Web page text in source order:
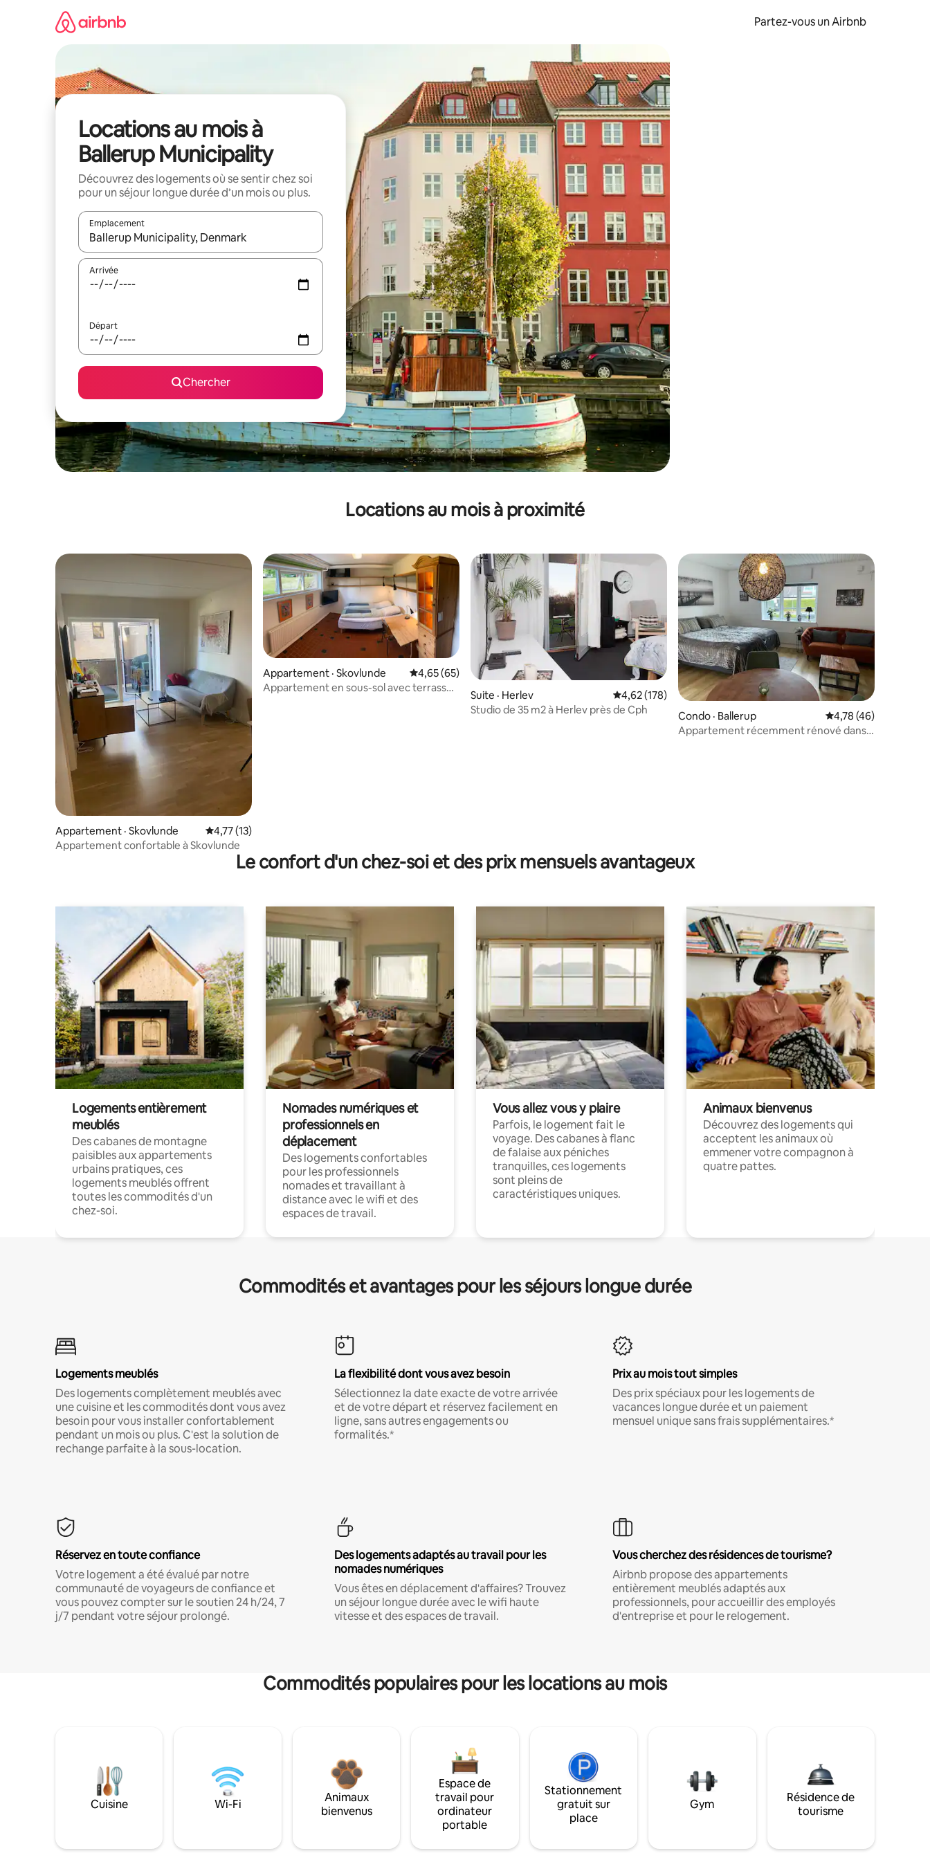
Partez-vous un Airbnb
Locations au mois à
Ballerup Municipality
Découvrez des logements où se sentir chez soi
pour un séjour longue durée d’un mois ou plus.
Emplacement
Quand les résultats sont affichés, parcourez-les en utilisant les flèches vers le haut et vers le bas, ou en appuyant dessus et en les faisant glisser.
Arrivée
Départ
Chercher
Locations au mois à proximité
Appartement · Skovlunde Note moyenne de 4,77 sur 5, 13 commentaires
4,77 (13)
Appartement confortable à Skovlunde
Appartement · Skovlunde Note moyenne de 4,65 sur 5, 65 commentaires
4,65 (65)
Appartement en sous-sol avec terrasse
Suite · Herlev Note moyenne de 4,62 sur 5, 178 commentaires
4,62 (178)
Studio de 35 m2 à Herlev près de Cph
Condo · Ballerup Note moyenne de
4,78 (46)
Appartement récemment rénové dans
Le confort d'un chez-soi et des prix mensuels avantageux
Logements entièrement
meublés
Des cabanes de montagne
paisibles aux appartements
urbains pratiques, ces
logements meublés offrent
toutes les commodités d'un
chez-soi.
Nomades numériques et
professionnels en
déplacement
Des logements confortables
pour les professionnels
nomades et travaillant à
distance avec le wifi et des
espaces de travail.
Vous allez vous y plaire
Parfois, le logement fait le
voyage. Des cabanes à flanc
de falaise aux péniches
tranquilles, ces logements
sont pleins de
caractéristiques uniques.
Animaux bienvenus
Découvrez des logements qui
acceptent les animaux où
emmener votre compagnon à
quatre pattes.
Commodités et avantages pour les séjours longue durée
Logements meublés
Des logements complètement meublés avec
une cuisine et les commodités dont vous avez
besoin pour vous installer confortablement
pendant un mois ou plus. C'est la solution de
rechange parfaite à la sous-location.
La flexibilité dont vous avez besoin
Sélectionnez la date exacte de votre arrivée
et de votre départ et réservez facilement en
ligne, sans autres engagements ou
formalités.*
Prix au mois tout simples
Des prix spéciaux pour les logements de
vacances longue durée et un paiement
mensuel unique sans frais supplémentaires.*
Réservez en toute confiance
Votre logement a été évalué par notre
communauté de voyageurs de confiance et
vous pouvez compter sur le soutien 24 h/24, 7
j/7 pendant votre séjour prolongé.
Des logements adaptés au travail pour les
nomades numériques
Vous êtes en déplacement d'affaires? Trouvez
un séjour longue durée avec le wifi haute
vitesse et des espaces de travail.
Vous cherchez des résidences de tourisme?
Airbnb propose des appartements
entièrement meublés adaptés aux
professionnels, pour accueillir des employés
d'entreprise et pour le relogement.
Commodités populaires pour les locations au mois
Cuisine Wi-Fi
Animaux
bienvenus
Espace de
travail pour
ordinateur
portable
Stationnement
gratuit sur
place
Gym
Résidence de
tourisme